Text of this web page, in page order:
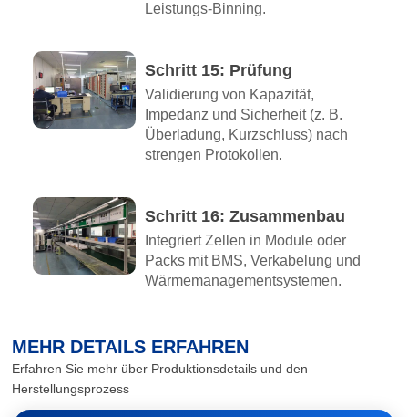
Leistungs-Binning.
Schritt 15: Prüfung
Validierung von Kapazität,
Impedanz und Sicherheit (z. B.
Überladung, Kurzschluss) nach
strengen Protokollen.
Schritt 16: Zusammenbau
Integriert Zellen in Module oder
Packs mit BMS, Verkabelung und
Wärmemanagementsystemen.
MEHR DETAILS ERFAHREN
Erfahren Sie mehr über Produktionsdetails und den
Herstellungsprozess